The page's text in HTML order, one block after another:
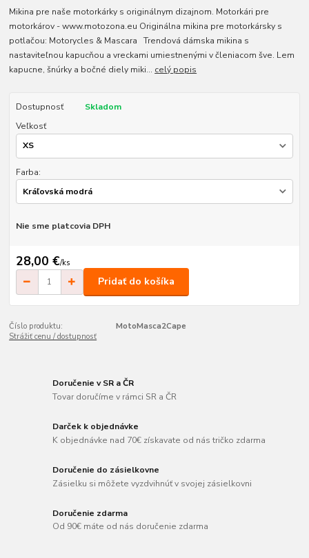
Mikina pre naše motorkárky s originálnym dizajnom. Motorkári pre
motorkárov - www.motozona.eu Originálna mikina pre motorkársky s
potlačou: Motorycles & Mascara Trendová dámska mikina s
nastaviteľnou kapucňou a vreckami umiestnenými v členiacom šve. Lem
kapucne, šnúrky a bočné diely miki... celý popis
Dostupnosť
Skladom
Veľkosť
Farba:
Nie sme platcovia DPH
28,00 €/ks
Pridať do košíka
Číslo produktu:
MotoMasca2Cape
Strážiť cenu / dostupnosť
Doručenie v SR a ČR
Tovar doručíme v rámci SR a ČR
Darček k objednávke
K objednávke nad 70€ získavate od nás tričko zdarma
Doručenie do zásielkovne
Zásielku si môžete vyzdvihnúť v svojej zásielkovni
Doručenie zdarma
Od 90€ máte od nás doručenie zdarma